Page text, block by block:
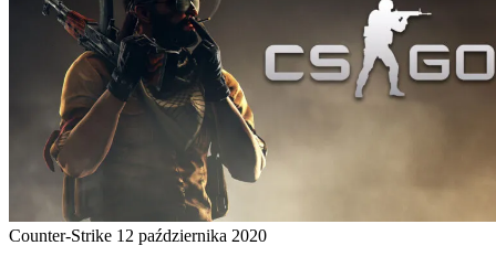
Counter-Strike 12 października 2020